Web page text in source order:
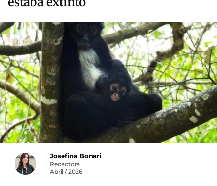
Josefina Bonari
Redactora
Abril / 2026